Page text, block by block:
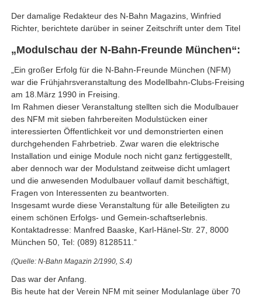
Der damalige Redakteur des N-Bahn Magazins, Winfried
Richter, berichtete darüber in seiner Zeitschrift unter dem Titel
„Modulschau der N-Bahn-Freunde München“:
„Ein großer Erfolg für die N-Bahn-Freunde München (NFM)
war die Frühjahrsveranstaltung des Modellbahn-Clubs-Freising
am 18.März 1990 in Freising.
Im Rahmen dieser Veranstaltung stellten sich die Modulbauer
des NFM mit sieben fahrbereiten Modulstücken einer
interessierten Öffentlichkeit vor und demonstrierten einen
durchgehenden Fahrbetrieb. Zwar waren die elektrische
Installation und einige Module noch nicht ganz fertiggestellt,
aber dennoch war der Modulstand zeitweise dicht umlagert
und die anwesenden Modulbauer vollauf damit beschäftigt,
Fragen von Interessenten zu beantworten.
Insgesamt wurde diese Veranstaltung für alle Beteiligten zu
einem schönen Erfolgs- und Gemein-schaftserlebnis.
Kontaktadresse: Manfred Baaske, Karl-Hänel-Str. 27, 8000
München 50, Tel: (089) 8128511.“
(Quelle: N-Bahn Magazin 2/1990, S.4)
Das war der Anfang.
Bis heute hat der Verein NFM mit seiner Modulanlage über 70